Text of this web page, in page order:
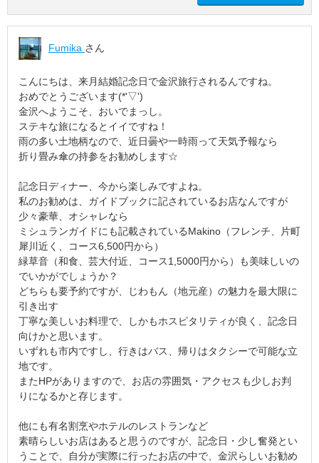
Fumika さん
こんにちは、来月結婚記念日で金沢旅行されるんですね。
おめでとうございます(*'▽')
金沢へようこそ、おいでまっし。
ステキな旅になるとイイですね！
雨の多い土地柄なので、近日曇や一時雨って天気予報なら
折り畳み傘の持参をお勧めします☆
記念日ディナー、今から楽しみですよね。
私のお勧めは、ガイドブックに記されているお店なんですが
少々豪華、オシャレなら
ミシュランガイドにも記載されているMakino（フレンチ、片町
犀川近く、コース6,500円から）
緑草音（和食、芸大付近、コース1,5000円から）も美味しいの
でいかがでしょうか？
どちらも要予約ですが、じわもん（地元産）の魅力を最大限に
引き出す
丁寧な美しいお料理で、しかもホスピタリティが良く、記念日
向けかと思います。
いずれも市内ですし、行きはバス、帰りはタクシーで可能な立
地です。
またHPがありますので、お店の雰囲気・アクセスも少しお判
りになるかと存じます。
他にも有名割烹やホテルのレストランなど
素晴らしいお店はあると思うのですが、記念日・少し奮発とい
うことで、自分が実際に行ったお店の中で、金沢らしいお勧め